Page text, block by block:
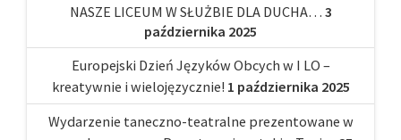
NASZE LICEUM W SŁUŻBIE DLA DUCHA… 3
października 2025
Europejski Dzień Języków Obcych w I LO –
kreatywnie i wielojęzycznie! 1 października 2025
Wydarzenie taneczno-teatralne prezentowane w